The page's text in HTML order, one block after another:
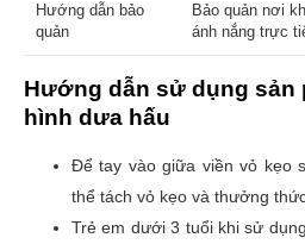
Hướng dẫn bảo
quản
Bảo quản nơi
ánh nắng trực
Hướng dẫn sử dụng sản
hình dưa hấu
Để tay vào giữa viền vỏ kẹo
thể tách vỏ kẹo và thưởng
Trẻ em dưới 3 tuổi khi sử